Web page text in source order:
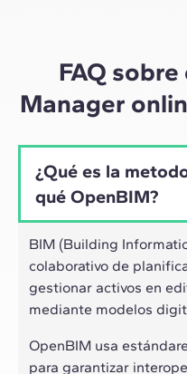
ritmo híbrido de los
FAQ
Manager
¿Qué es la
qué OpenBIM?
BIM (Building
colaborativo de
gestionar activos en
mediante modelos
OpenBIM usa
para garantizar